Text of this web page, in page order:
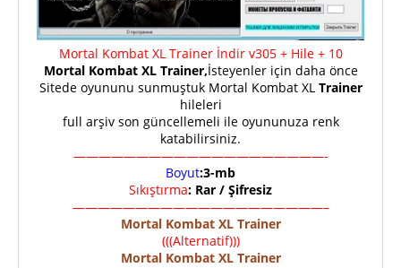
Mortal Kombat XL Trainer İndir v305 + Hile + 10
Mortal Kombat XL Trainer,İsteyenler için daha önce
Sitede oyununu sunmuştuk Mortal Kombat XL Trainer
hileleri
full arşiv son güncellemeli ile oyununuza renk
katabilirsiniz.
————————————————————-
Boyut:3-mb
Sıkıştırma: Rar / Şifresiz
————————————————————–
Mortal Kombat XL Trainer
(((Alternatif)))
Mortal Kombat XL Trainer